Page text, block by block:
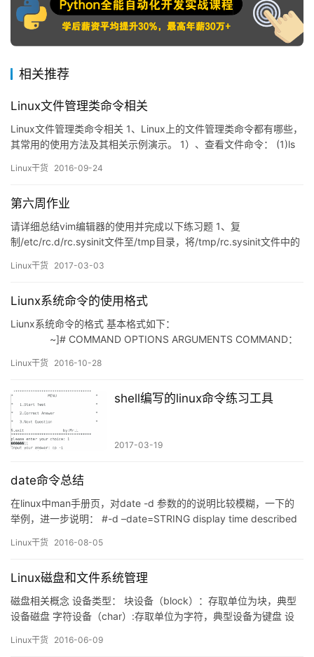
相关推荐
Linux文件管理类命令相关
Linux文件管理类命令相关 1、Linux上的文件管理类命令都有哪些，
其常用的使用方法及其相关示例演示。 1）、查看文件命令： (1)ls
选项： -a： 显示所有文件，包括隐藏文件； -A：显示除．和．．
Linux干货 2016-09-24
第六周作业
请详细总结vim编辑器的使用并完成以下练习题 1、复
制/etc/rc.d/rc.sysinit文件至/tmp目录，将/tmp/rc.sysinit文件中的
%s@^[[:space:]]\+@#&@g 2、复制/boot/grub/grub.conf至/tmp
Linux干货 2017-03-03
Liunx系统命令的使用格式
Liunx系统命令的格式 基本格式如下：
~]# COMMAND OPTIONS ARGUMENTS COMMAND：
Linux干货 2016-10-28
shell编写的linux命令练习工具
2017-03-19
date命令总结
在linux中man手册页，对date -d 参数的的说明比较模糊，一下的
举例，进一步说明： #-d –date=STRING display time described
天日期 d…
Linux干货 2016-08-05
Linux磁盘和文件系统管理
磁盘相关概念 设备类型： 块设备（block）：存取单位为块，典型
设备磁盘 字符设备（char）:存取单位为字符，典型设备为键盘 设
进行通信。 如果存在两个相同型号设备，使用两个设备文件，但可
Linux干货 2016-06-09